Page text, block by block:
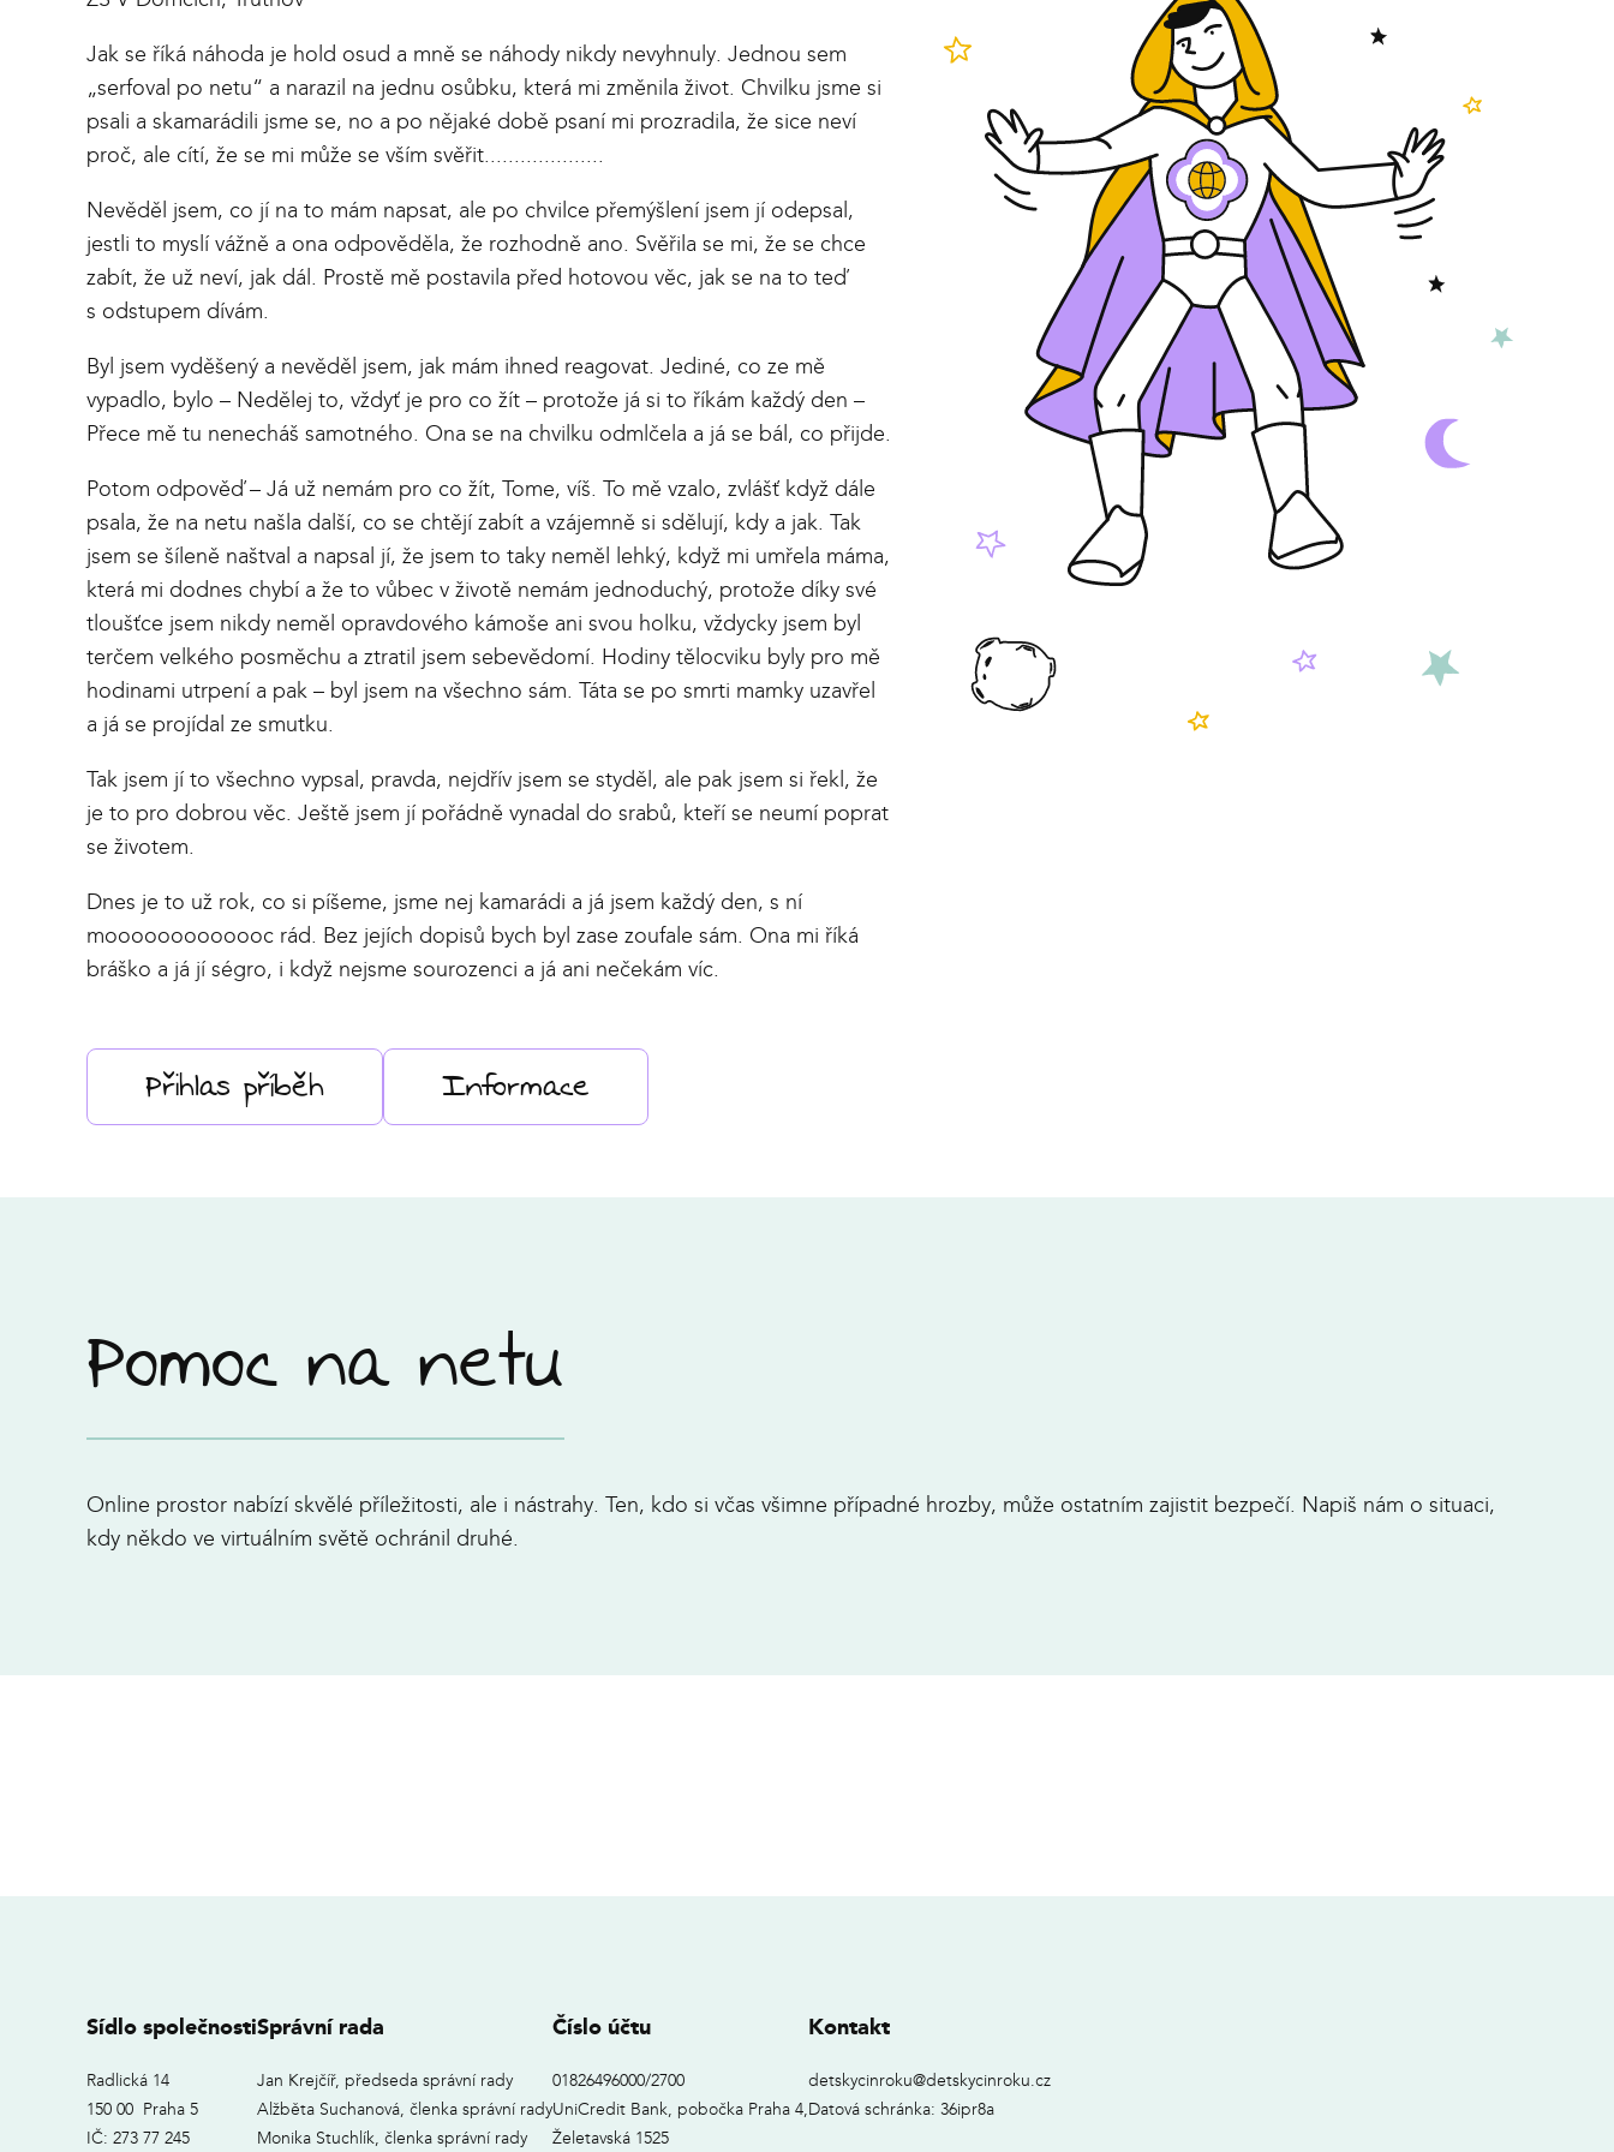
Jak se říká náhoda je hold osud a mně se náhody nikdy nevyhnuly. Jednou sem
„serfoval po netu“ a narazil na jednu osůbku, která mi změnila život. Chvilku jsme si
psali a skamarádili jsme se, no a po nějaké době psaní mi prozradila, že sice neví
proč, ale cítí, že se mi může se vším svěřit....................
Nevěděl jsem, co jí na to mám napsat, ale po chvilce přemýšlení jsem jí odepsal,
jestli to myslí vážně a ona odpověděla, že rozhodně ano. Svěřila se mi, že se chce
zabít, že už neví, jak dál. Prostě mě postavila před hotovou věc, jak se na to teď
s odstupem dívám.
Byl jsem vyděšený a nevěděl jsem, jak mám ihned reagovat. Jediné, co ze mě
vypadlo, bylo – Nedělej to, vždyť je pro co žít – protože já si to říkám každý den –
Přece mě tu nenecháš samotného. Ona se na chvilku odmlčela a já se bál, co přijde.
Potom odpověď – Já už nemám pro co žít, Tome, víš. To mě vzalo, zvlášť když dále
psala, že na netu našla další, co se chtějí zabít a vzájemně si sdělují, kdy a jak. Tak
jsem se šíleně naštval a napsal jí, že jsem to taky neměl lehký, když mi umřela máma,
která mi dodnes chybí a že to vůbec v životě nemám jednoduchý, protože díky své
tloušťce jsem nikdy neměl opravdového kámoše ani svou holku, vždycky jsem byl
terčem velkého posměchu a ztratil jsem sebevědomí. Hodiny tělocviku byly pro mě
hodinami utrpení a pak – byl jsem na všechno sám. Táta se po smrti mamky uzavřel
a já se projídal ze smutku.
Tak jsem jí to všechno vypsal, pravda, nejdřív jsem se styděl, ale pak jsem si řekl, že
je to pro dobrou věc. Ještě jsem jí pořádně vynadal do srabů, kteří se neumí poprat
se životem.
Dnes je to už rok, co si píšeme, jsme nej kamarádi a já jsem každý den, s ní
mooooooooooooc rád. Bez jejích dopisů bych byl zase zoufale sám. Ona mi říká
bráško a já jí ségro, i když nejsme sourozenci a já ani nečekám víc.
Přihlas příběh Informace
Pomoc na netu
Online prostor nabízí skvělé příležitosti, ale i nástrahy. Ten, kdo si včas všimne případné hrozby, může ostatním zajistit bezpečí. Napiš nám o situaci,
kdy někdo ve virtuálním světě ochránil druhé.
Sídlo společnosti
Radlická 14
150 00 Praha 5
IČ: 273 77 245
Správní rada
Jan Krejčíř, předseda správní rady
Alžběta Suchanová, členka správní rady
Monika Stuchlík, členka správní rady
Číslo účtu
01826496000/2700
UniCredit Bank, pobočka Praha 4,
Želetavská 1525
Kontakt
detskycinroku@detskycinroku.cz
Datová schránka: 36ipr8a